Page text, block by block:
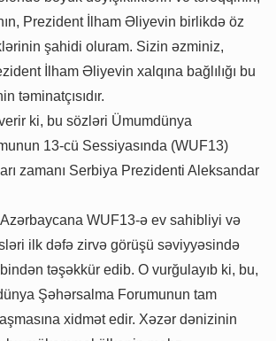
Prezident İlham Əliyevin birlikdə öz
şahidi oluram. Sizin əzminiz,
İlham Əliyevin xalqına bağlılığı bu
təminatçısıdır.
ki, bu sözləri Ümumdünya
13-cü Sessiyasında (WUF13)
zamanı Serbiya Prezidenti Aleksandar
WUF13-ə ev sahibliyi və
ilk dəfə zirvə görüşü səviyyəsində
təşəkkür edib. O vurğulayıb ki, bu,
Şəhərsalma Forumunun tam
xidmət edir. Xəzər dənizinin